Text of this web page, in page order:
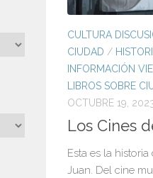
CULTURA
CIUDAD /
INFORMACIÓN
LIBROS SOBRE
OCTUBRE 19,
Los Cines
Esta es la
Juan. Del cine